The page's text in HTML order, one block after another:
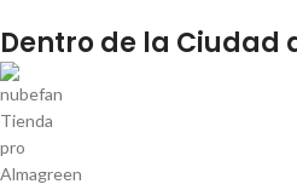
Dentro de la Ciudad